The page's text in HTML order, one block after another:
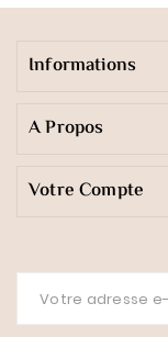
Informations
A Propos
Votre Compte